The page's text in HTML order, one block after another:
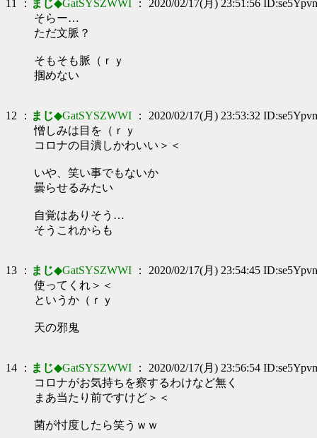
11 ： まじ◆GatSYSZWWI
： 2020/02/17(月) 23:51:56
そらー…
ただ文脈？
そもそも脈（ｒｙ
掴めない
12 ： まじ◆GatSYSZWWI ： 2020/02/17(月) 23:53:32
憎しみは目を（ｒｙ
コロナの目潰しかわいい＞＜
いや、笑い事でもないか
曇らせるみたい
自覚はありそう…
そうこれからも
13 ： まじ◆GatSYSZWWI ： 2020/02/17(月) 23:54:45
使ってくれ＞＜
というか（ｒｙ
天の邪鬼
14 ： まじ◆GatSYSZWWI ： 2020/02/17(月) 23:56:54
コロナがお気持ちを察するわけなど無く
まあ当たり前ですけど＞＜
菌が忖度したら笑うｗｗ